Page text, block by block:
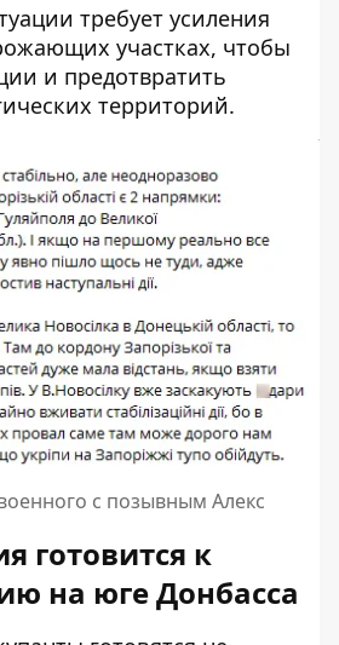
требует усиления
участках, чтобы
и предотвратить
территорий.
с позывным Алекс
готовится к
на юге Донбасса